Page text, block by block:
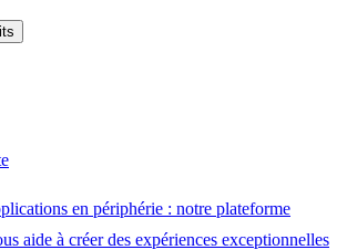
en périphérie : notre plateforme
aide à créer des expériences exceptionnelles